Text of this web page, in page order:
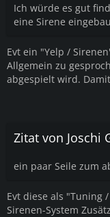
Ich würde es gut
eine Sirene
Evt ein "Yelp /
Allgemein zu
abgespielt wird.
Zitat von Joschi
ein paar Seile zum
Evt diese als "Tuning
Sirenen-System